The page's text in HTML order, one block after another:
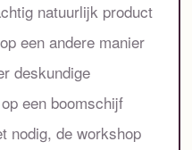
natuurlijk product
een andere manier
deskundige
een boomschijf
nodig, de workshop